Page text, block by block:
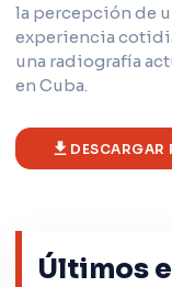
la percepción de
experiencia
una radiografía
en Cuba.
DESCARGAR
Últimos